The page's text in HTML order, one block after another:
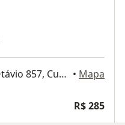
Rua Presidente Rodrigo Otávio 857, Curitiba • Mapa
R$ 285